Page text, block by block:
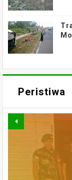
Peristiwa